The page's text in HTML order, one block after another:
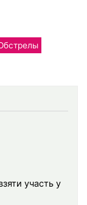
участь у